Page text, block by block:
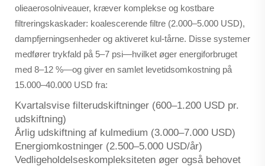
olieaerosolniveauer, kræver komplekse og kostbare
filtreringskaskader: koalescerende filtre (2.000–5.000 USD),
dampfjerningsenheder og aktiveret kul-tårne. Disse systemer
medfører trykfald på 5–7 psi—hvilket øger energiforbruget
med 8–12 %—og giver en samlet levetidsomkostning på
15.000–40.000 USD fra:
Kvartalsvise filterudskiftninger (600–1.200 USD pr.
udskiftning)
Årlig udskiftning af kulmedium (3.000–7.000 USD)
Energiomkostninger (2.500–5.000 USD/år)
Vedligeholdelseskompleksiteten øger også behovet